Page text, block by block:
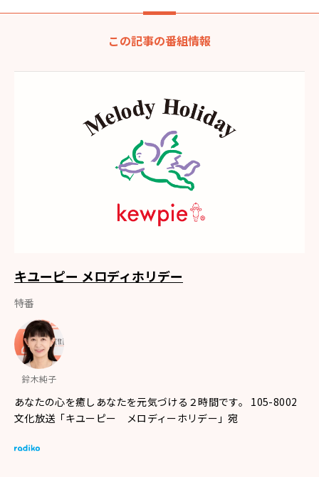
この記事の番組情報
キユーピー メロディホリデー
特番
鈴木純子
あなたの心を癒しあなたを元気づける２時間です。 105-8002
文化放送「キユーピー メロディーホリデー」宛